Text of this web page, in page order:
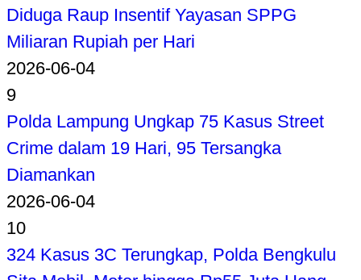
Diduga Raup Insentif Yayasan SPPG
Miliaran Rupiah per Hari
2026-06-04
9
Polda Lampung Ungkap 75 Kasus Street
Crime dalam 19 Hari, 95 Tersangka
Diamankan
2026-06-04
10
324 Kasus 3C Terungkap, Polda Bengkulu